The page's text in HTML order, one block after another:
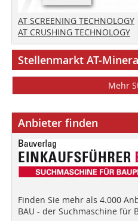
AT SCREENING TECHNOLOGY
AT CRUSHING TECHNOLOGY
Stellenmarkt AT-
Mehr
Anbieter finden
Finden Sie mehr als 4.000
BAU - der Suchmaschine für